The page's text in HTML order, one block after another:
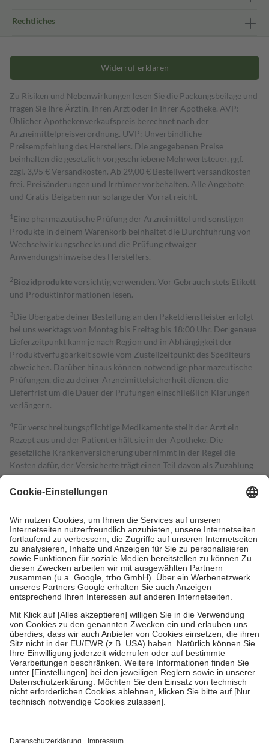
Rechtliches
Widerruf erklären
Zu Risiken und Nebenwirkungen lesen Sie die Packungsbeilage und
fragen Sie Ihre Ärztin, Ihren Arzt oder in Ihrer Apotheke. AVP:
Üblicher Apothekenverkaufspreis berechnet nach der
Arzneimittelpreisverordnung. UVP: Unverbindliche
Preisempfehlung des Herstellers. Die angegebenen Preise
beinhalten die gesetzlich vorgeschriebene Mehrwertsteuer, ggf.
zzgl. 3,95 € Versandkosten. Ab 29,00 € Bestell­wert versand­kosten­
frei. Preisänderungen und Irrtümer vorbehalten. Alle Angebote
und Gratis-Beigaben nur solange der Vorrat reicht.
1 Eine pharmazeutische Prüfung der Arzneimittel und sonstigen
Produkte in deinem Warenkorb beinhaltet die Durchführung von
Wechselwirkungschecks und die Prüfung etwaiger
Anwendungshinweise des Herstellers.
2Biozidproduktevorsichtig verwenden. Vor Gebrauch stets Etikett
und Produktinformationen lesen.
3Die Übergabe deiner Bestellung an den Paketdienstleister erfolgt
bei uns werktags von Montag bis Freitag bis 18:00 Uhr. Der genaue
Lieferzeitpunkt kann je nach Region und in Abhängigkeit der
Produktverfügbarkeit sowie vom Zustellzeitpunkt des Spediteurs
abweichen. Darüber hinaus können notwendige pharmazeutische
Prüfungen, die zu deiner Arzneimittelsicherheit dienen, die
Lieferfrist um die Dauer der Prüfungen einschließlich Klärungen
verlängern.
4Für verschreibungspflichtige Medikamente stellt der Arzt ein
Rezept aus und der Patient erhält sie in der Apotheke. Die
gesetzliche Krankenversicherung übernimmt in der Regel die
Kosten dafür, der Versicherte trägt einen Teil davon als Zuzahlung
mit.
Grundsätzlich leisten Mitglieder Zuzahlungen in Höhe von zehn
höchstens zehn Euro.
Es sind jedoch nie mehr als die tatsächlichen
Kosten der Leistung zu entrichten.
Diese Regeln gelten grundsätzlich auch für Online-Apotheken.
Bei Heilmitteln und häuslicher Krankenpflege beträgt die
Zuzahlung zehn Prozent der Kosten sowie zehn Euro je
Verordnung.
Um das Engagement der Versicherten für ihre eigene Gesundheit zu
stärken und die besondere Stellung der Familie zu unterstützen,
fallenkeine Zuzahlungenan bei:
• Kindern und Jugendlichen bis zum vollendeten 18. Lebensjahr
mit Ausnahme der Fahrkosten
• Untersuchungen zur Vorsorge und Früherkennung, die von der
GKV getragen werden
• empfohlenen Schutzimpfungen
• Harn- und Blutteststreifen
getroffen, um sicherzustellen, dass es sich um echte Bewertungen